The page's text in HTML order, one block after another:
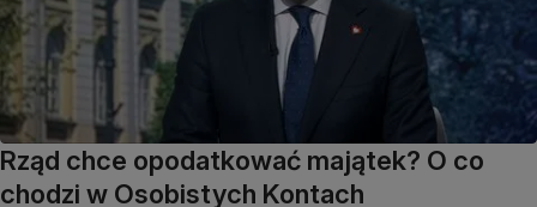
Rząd chce opodatkować majątek? O co
chodzi w Osobistych Kontach